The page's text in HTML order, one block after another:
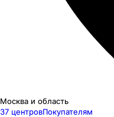
Москва и область
37 центровПокупателям